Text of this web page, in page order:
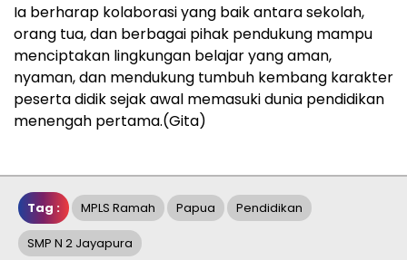
Ia berharap kolaborasi yang baik antara sekolah,
orang tua, dan berbagai pihak pendukung mampu
menciptakan lingkungan belajar yang aman,
nyaman, dan mendukung tumbuh kembang karakter
peserta didik sejak awal memasuki dunia pendidikan
menengah pertama.(Gita)
Tag : MPLS Ramah Papua Pendidikan
SMP N 2 Jayapura